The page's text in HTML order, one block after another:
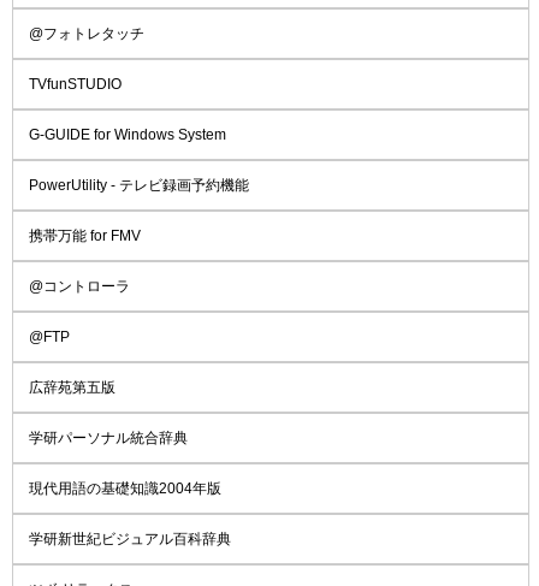
@フォトレタッチ
TVfunSTUDIO
G-GUIDE for Windows System
PowerUtility - テレビ録画予約機能
携帯万能 for FMV
@コントローラ
@FTP
広辞苑第五版
学研パーソナル統合辞典
現代用語の基礎知識2004年版
学研新世紀ビジュアル百科辞典